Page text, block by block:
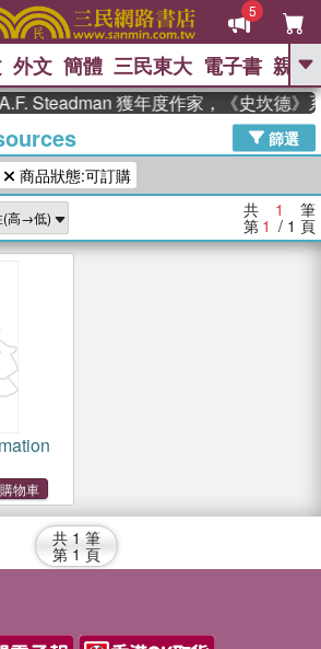
5
GO
熱搜： 高希均教授回憶錄
、 The Odyssey 、 父親節 、 如果歷
史是一群喵 、
獎 臺灣漫遊錄 、 方念華 、 台灣的李
登輝時代
數學女孩：黎曼猜想 、
偉大的迷走神經
外文 簡體 三民東大 電子書 親子
Steadman 獲年度作家，《史坎德》
篩選
商品狀態:可訂購
共 1 筆
第 1 / 1 頁
共 1 筆
第 1 頁